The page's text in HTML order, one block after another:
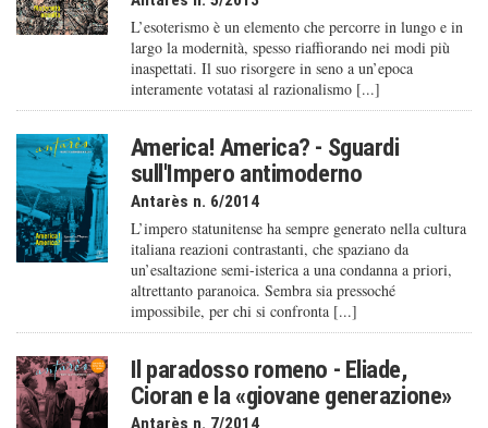
L’esoterismo è un elemento che percorre in lungo e in
largo la modernità, spesso riaffiorando nei modi più
inaspettati. Il suo risorgere in seno a un’epoca
interamente votatasi al razionalismo [...]
America! America? - Sguardi
sull'Impero antimoderno
Antarès n. 6/2014
L’impero statunitense ha sempre generato nella cultura
italiana reazioni contrastanti, che spaziano da
un’esaltazione semi-isterica a una condanna a priori,
altrettanto paranoica. Sembra sia pressoché
impossibile, per chi si confronta [...]
Il paradosso romeno - Eliade,
Cioran e la «giovane generazione»
Antarès n. 7/2014